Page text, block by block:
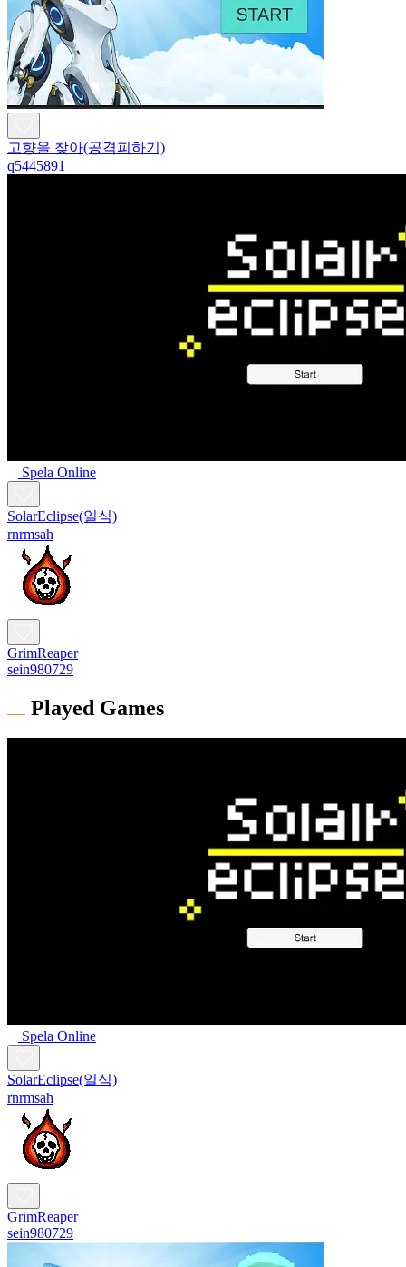
고향을 찾아(공격피하기)
q5445891
Spela Online
SolarEclipse(일식)
rnrmsah
GrimReaper
sein980729
Played Games
Spela Online
SolarEclipse(일식)
rnrmsah
GrimReaper
sein980729